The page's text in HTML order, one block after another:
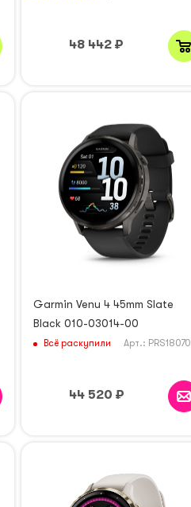
48 442 ₽
Garmin Venu 4 45mm Slate
Black 010-03014-00
Всё раскупили Арт.: PRS18070
44 520 ₽